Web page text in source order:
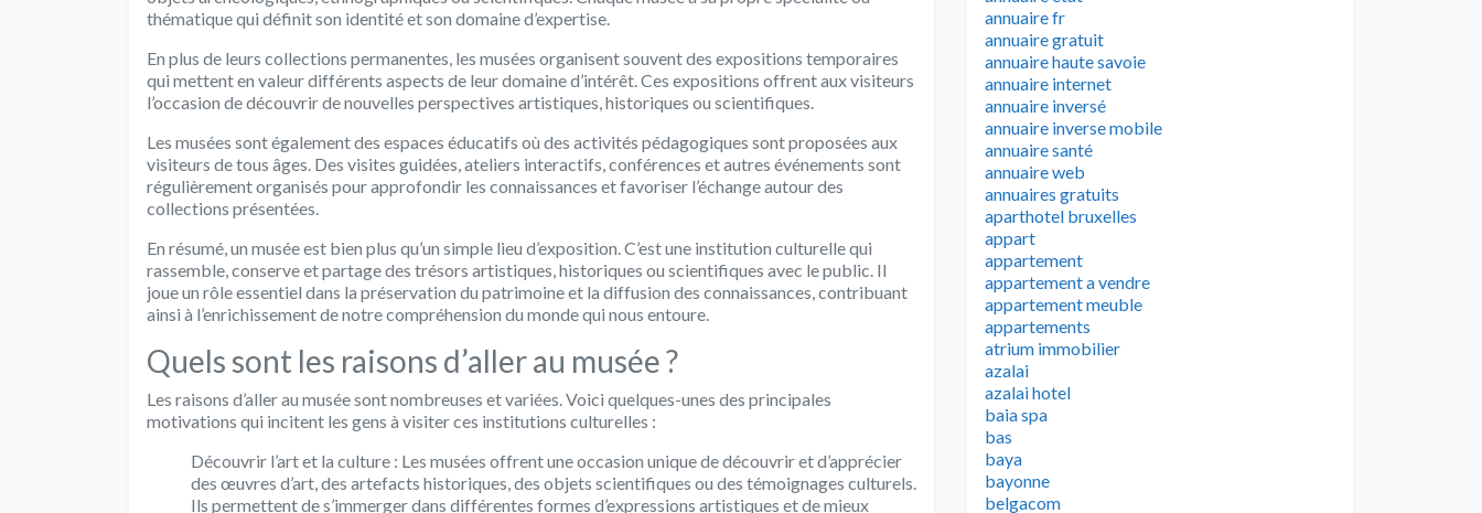
thématique qui définit son identité et son domaine d’expertise.
En plus de leurs collections permanentes, les musées organisent souvent des expositions temporaires
qui mettent en valeur différents aspects de leur domaine d’intérêt. Ces expositions offrent aux visiteurs
l’occasion de découvrir de nouvelles perspectives artistiques, historiques ou scientifiques.
Les musées sont également des espaces éducatifs où des activités pédagogiques sont proposées aux
visiteurs de tous âges. Des visites guidées, ateliers interactifs, conférences et autres événements sont
régulièrement organisés pour approfondir les connaissances et favoriser l’échange autour des
collections présentées.
En résumé, un musée est bien plus qu’un simple lieu d’exposition. C’est une institution culturelle qui
rassemble, conserve et partage des trésors artistiques, historiques ou scientifiques avec le public. Il
joue un rôle essentiel dans la préservation du patrimoine et la diffusion des connaissances, contribuant
ainsi à l’enrichissement de notre compréhension du monde qui nous entoure.
Quels sont les raisons d’aller au musée ?
Les raisons d’aller au musée sont nombreuses et variées. Voici quelques-unes des principales
motivations qui incitent les gens à visiter ces institutions culturelles :
Découvrir l’art et la culture : Les musées offrent une occasion unique de découvrir et d’apprécier
des œuvres d’art, des artefacts historiques, des objets scientifiques ou des témoignages culturels.
Ils permettent de s’immerger dans différentes formes d’expressions artistiques et de mieux
annuaire fr
annuaire gratuit
annuaire haute savoie
annuaire internet
annuaire inversé
annuaire inverse mobile
annuaire santé
annuaire web
annuaires gratuits
aparthotel bruxelles
appart
appartement
appartement a vendre
appartement meuble
appartements
atrium immobilier
azalai
azalai hotel
baia spa
bas
baya
bayonne
belgacom